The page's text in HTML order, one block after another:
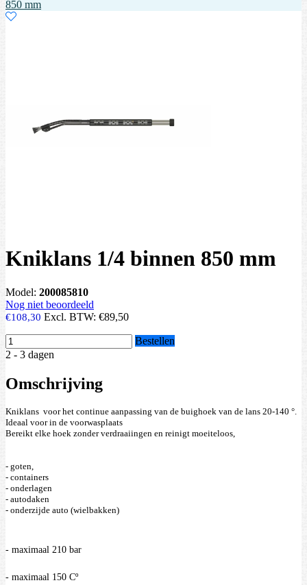
850 mm
Kniklans 1/4 binnen 850 mm
Model: 200085810
Nog niet beoordeeld
€108,30 Excl. BTW: €89,50
Bestellen
2 - 3 dagen
Omschrijving
Kniklans  voor het continue aanpassing van de buighoek van de lans 20-140 °.
Ideaal voor in de voorwasplaats
Bereikt elke hoek zonder verdraaiingen en reinigt moeiteloos,
- containers
- onderlagen
- autodaken
- onderzijde auto (wielbakken)
- maximaal 210 bar
- maximaal 150 Cº